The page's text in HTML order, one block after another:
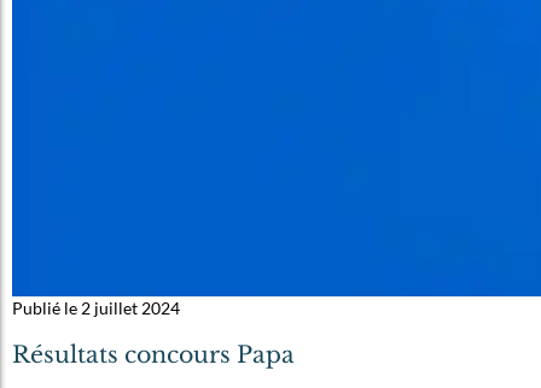
Publié le 2 juillet 2024
Résultats concours Papa